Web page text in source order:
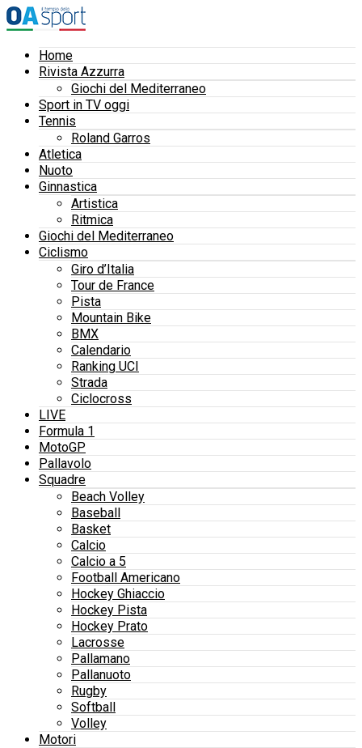
Home
Rivista Azzurra
Giochi del Mediterraneo
Sport in TV oggi
Tennis
Roland Garros
Atletica
Nuoto
Ginnastica
Artistica
Ritmica
Giochi del Mediterraneo
Ciclismo
Giro d’Italia
Tour de France
Pista
Mountain Bike
BMX
Calendario
Ranking UCI
Strada
Ciclocross
LIVE
Formula 1
MotoGP
Pallavolo
Squadre
Beach Volley
Baseball
Basket
Calcio
Calcio a 5
Football Americano
Hockey Ghiaccio
Hockey Pista
Hockey Prato
Lacrosse
Pallamano
Pallanuoto
Rugby
Softball
Volley
Motori